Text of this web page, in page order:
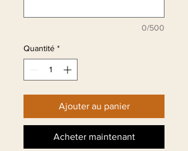
0/500
Quantité *
Ajouter au panier
Acheter maintenant